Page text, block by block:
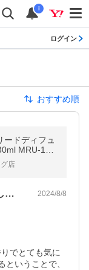
i
ログイン
おすすめ順
ードディフュ
MRU-12
ク フレグラ
店
玄関用で購入しました。柔らかい優しい香… 2024/8/8
でとても気に
ということで、